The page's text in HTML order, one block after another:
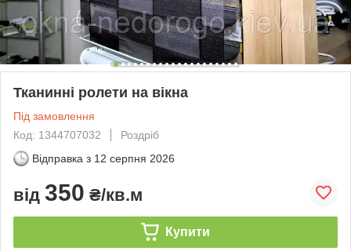
Тканинні ролети на вікна
Під замовлення
Код: 1344707032
Роздріб
Відправка з 12 серпня 2026
від 350 ₴/кв.м
Купити